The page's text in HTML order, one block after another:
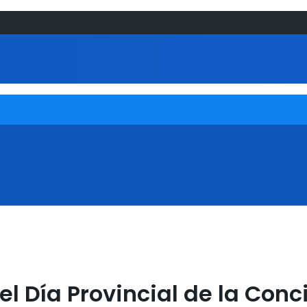
Día Provincial de la